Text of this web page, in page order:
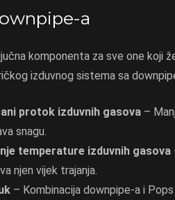
a
komponenta za sve one koji
izduvnog sistema sa
protok izduvnih gasova –
snagu.
temperature izduvnih gasova
njen vijek trajanja.
– Kombinacija downpipe-a i